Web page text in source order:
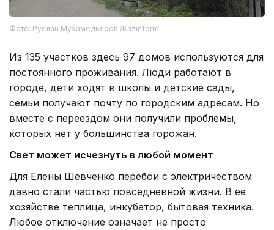
Фото: Руслан Мухамедьяров /Kazinform
Из 135 участков здесь 97 домов используются для
постоянного проживания. Люди работают в
городе, дети ходят в школы и детские сады,
семьи получают почту по городским адресам. Но
вместе с переездом они получили проблемы,
которых нет у большинства горожан.
Свет может исчезнуть в любой момент
Для Елены Шевченко перебои с электричеством
давно стали частью повседневной жизни. В ее
хозяйстве теплица, инкубатор, бытовая техника.
Любое отключение означает не просто